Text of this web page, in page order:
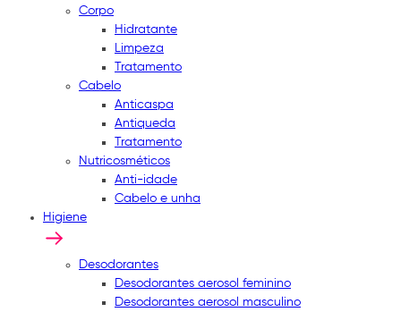
Corpo
Hidratante
Limpeza
Tratamento
Cabelo
Anticaspa
Antiqueda
Tratamento
Nutricosméticos
Anti-idade
Cabelo e unha
Higiene
Desodorantes
Desodorantes aerosol feminino
Desodorantes aerosol masculino